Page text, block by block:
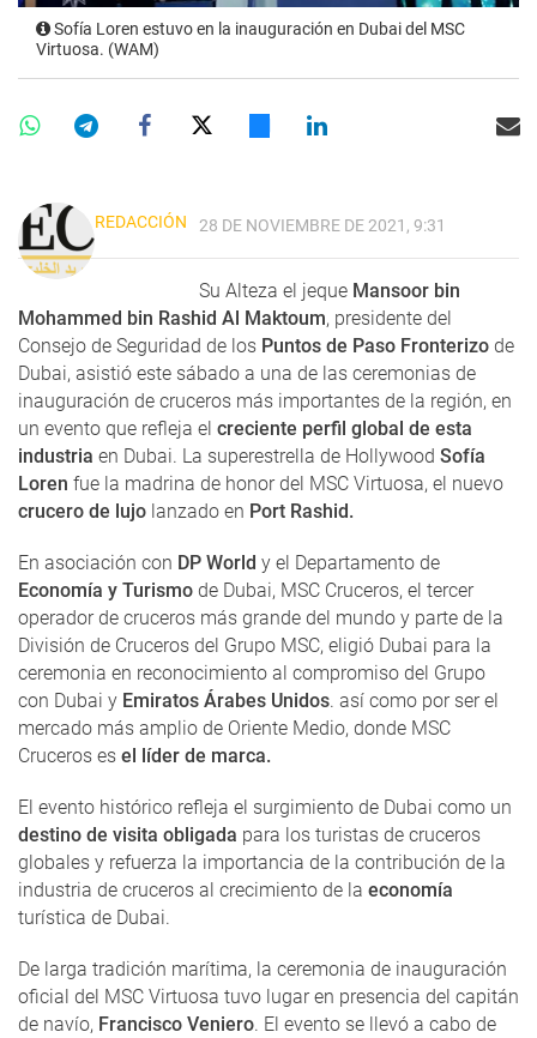
Sofía Loren estuvo en la inauguración en Dubai del MSC
Virtuosa. (WAM)
REDACCIÓN 28 DE NOVIEMBRE DE 2021, 9:31
Su Alteza el jeque Mansoor bin
Mohammed bin Rashid Al Maktoum, presidente del
Consejo de Seguridad de los Puntos de Paso Fronterizo de
Dubai, asistió este sábado a una de las ceremonias de
inauguración de cruceros más importantes de la región, en
un evento que refleja el creciente perfil global de esta
industria en Dubai. La superestrella de Hollywood Sofía
Loren fue la madrina de honor del MSC Virtuosa, el nuevo
crucero de lujo lanzado en Port Rashid.
En asociación con DP World y el Departamento de
Economía y Turismo de Dubai, MSC Cruceros, el tercer
operador de cruceros más grande del mundo y parte de la
División de Cruceros del Grupo MSC, eligió Dubai para la
ceremonia en reconocimiento al compromiso del Grupo
con Dubai y Emiratos Árabes Unidos. así como por ser el
mercado más amplio de Oriente Medio, donde MSC
Cruceros es el líder de marca.
El evento histórico refleja el surgimiento de Dubai como un
destino de visita obligada para los turistas de cruceros
globales y refuerza la importancia de la contribución de la
industria de cruceros al crecimiento de la economía
turística de Dubai.
De larga tradición marítima, la ceremonia de inauguración
oficial del MSC Virtuosa tuvo lugar en presencia del capitán
de navío, Francisco Veniero. El evento se llevó a cabo de